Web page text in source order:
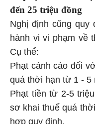
đến 25 triệu đồng
Nghị định cũng
hành vi vi phạm về
Cụ thể:
Phạt cảnh cáo đối
quá thời hạn từ 1 - 5
Phạt tiền từ 2-5
sơ khai thuế quá
hợp quy định.